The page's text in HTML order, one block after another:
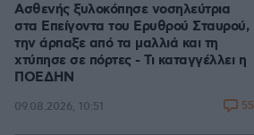
Ασθενής ξυλοκόπησε νοσηλεύτρια
στα Επείγοντα του Ερυθρού Σταυρού,
την άρπαξε από τα μαλλιά και τη
χτύπησε σε πόρτες - Τι καταγγέλλει η
ΠΟΕΔΗΝ
09.08.2026, 10:51 55